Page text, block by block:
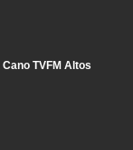
TVFM Altos